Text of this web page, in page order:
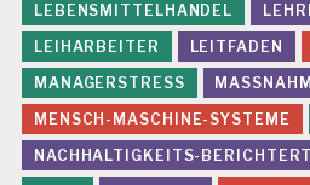
LEBENSMITTELHANDEL
LEIHARBEITER
LEITFADEN
MANAGERSTRESS
MENSCH-MASCHINE-SYSTEME
NACHHALTIGKEITS-